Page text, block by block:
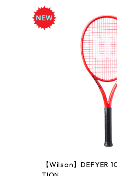
【Wilson】DEFYER